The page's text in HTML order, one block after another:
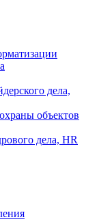
дела,
объектов
дела, HR